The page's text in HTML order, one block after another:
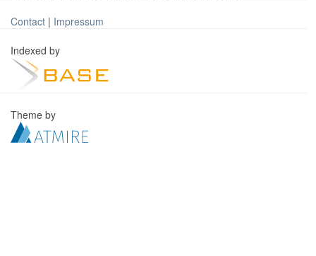
Contact | Impressum
Indexed by
Theme by